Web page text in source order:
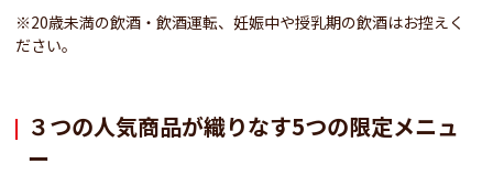
※20歳未満の飲酒・飲酒運転、妊娠中や授乳期の飲酒はお控えく
ださい。
３つの人気商品が織りなす5つの限定メニュ
ー